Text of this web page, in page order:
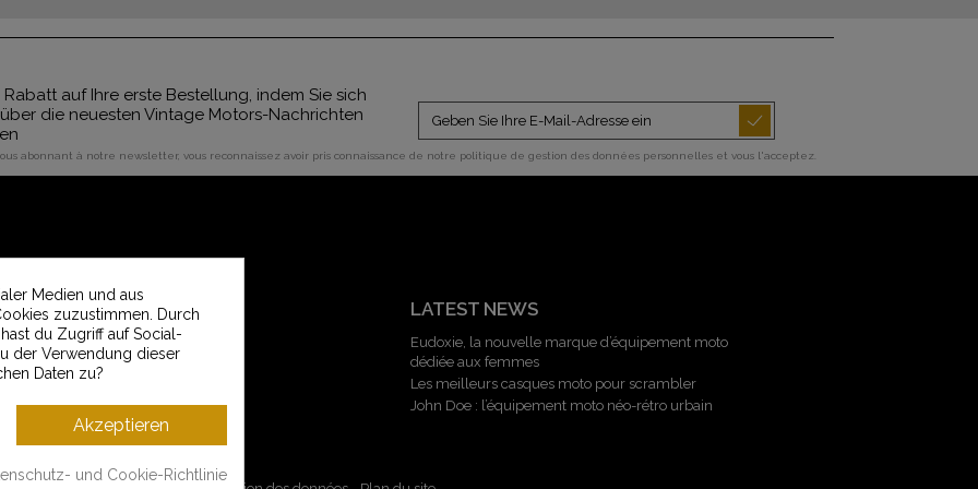
auf Ihre erste Bestellung, indem Sie sich
die neuesten Vintage Motors-Nachrichten
abonnant à notre newsletter, vous reconnaissez avoir pris connaissance de notre politique de gestion des données personnelles et vous l'acceptez.
KUNDENSERVICE
Kontakt
Vintage Motors Kundendienst
Lieferunger und Rücksendungen
Zahlungsmethoden
LATEST NEWS
Eudoxie, la nouvelle marque d’équipement moto
dédiée aux femmes
Les meilleurs casques moto pour scrambler
John Doe : l’équipement moto néo-rétro urbain
Medien und aus
zuzustimmen. Durch
du Zugriff auf Social-
der Verwendung dieser
Daten zu?
Akzeptieren
und Cookie-Richtlinie